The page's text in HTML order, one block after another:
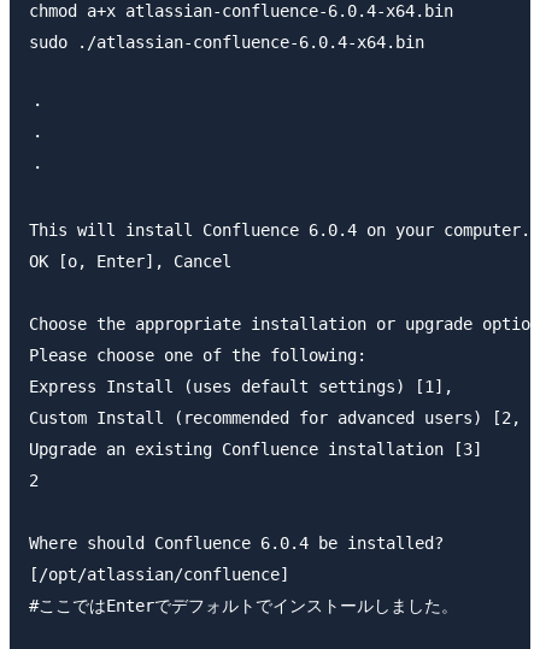
chmod a+x atlassian-confluence-6.0.4-x64.bin
sudo ./atlassian-confluence-6.0.4-x64.bin
・
・
・
This will install Confluence 6.0.4 on your computer.
OK [o, Enter], Cancel
Choose the appropriate installation or upgrade
Please choose one of the following:
Express Install (uses default settings) [1],
Custom Install (recommended for advanced users)
Upgrade an existing Confluence installation [3]
2
Where should Confluence 6.0.4 be installed?
[/opt/atlassian/confluence]
#ここではEnterでデフォルトでインストールしました。